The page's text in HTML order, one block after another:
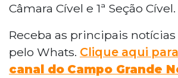
Câmara Cível e 1ª Seção Cível.
Receba as principais
pelo Whats. Clique aqui
canal do Campo Grande